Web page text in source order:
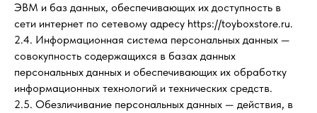
ЭВМ и баз данных, обеспечивающих их доступность в
сети интернет по сетевому адресу https://toyboxstore.ru.
2.4. Информационная система персональных данных —
совокупность содержащихся в базах данных
персональных данных и обеспечивающих их обработку
информационных технологий и технических средств.
2.5. Обезличивание персональных данных — действия, в